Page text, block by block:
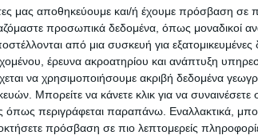
μας αποθηκεύουμε και/ή έχουμε πρόσβαση
προσωπικά δεδομένα, όπως μοναδικοί
από μια συσκευή για εξατομικευμένες
έρευνα ακροατηρίου και ανάπτυξη
να χρησιμοποιήσουμε ακριβή δεδομένα
Μπορείτε να κάνετε κλικ για να συναινέσετε
περιγράφεται παραπάνω. Εναλλακτικά,
πρόσβαση σε πιο λεπτομερείς
το μυαλό σας σε νέες δυνατότητες.
τυχαίες συναντήσεις ή γνωριμίες
σας για τις καινούργιες τεχνολογίες